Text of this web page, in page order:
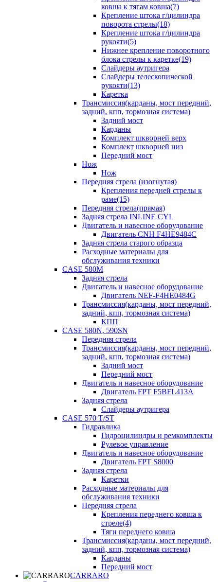
ковша к тягам ковша(7)
Крепление штока г/цилиндра
поворота стрелы(18)
Крепление штока г/цилиндра
рукояти(5)
Нижнее крепление поворотного
блока стрелы к каретке(19)
Слайдеры аутригера
Слайдеры телескопической
рукояти(13)
Каретка
Трансмиссия(карданы, мост передний,
задний, кпп, тормозная система)
Задний мост
Карданы
Комплект шкворней верх
Комплект шкворней низ
Передний мост
Нож
Нож
Передняя стрела (изогнутая)
Крепления передней стрелы к
раме(15)
Передняя стрела(прямая)
Задняя стрела INLINE CYL
Двигатель и навесное оборудование
Двигатель CNH F4HE9484C
Задняя стрела старого образца
Расходные материалы для
обслуживания техники
CASE 580M
Задняя стрела
Двигатель и навесное оборудование
Двигатель NEF-F4HE0484G
Трансмиссия(карданы, мост передний,
задний, кпп, тормозная система)
КПП
CASE 580N, 590SN
Передняя стрела
Трансмиссия(карданы, мост передний,
задний, кпп, тормозная система)
Задний мост
Передний мост
Двигатель и навесное оборудование
Двигатель FPT F5BFL413A
Задняя стрела
Слайдеры аутригера
CASE 570 T/ST
Гидравлика
Гидроцилиндры и ремкомплекты
Рулевое управление
Двигатель и навесное оборудование
Двигатель FPT S8000
Задняя стрела
Каретки
Расходные материалы для
обслуживания техники
Передняя стрела
Крепления переднего ковша к
стреле(4)
Тяги переднего ковша
Трансмиссия(карданы, мост передний,
задний, кпп, тормозная система)
Карданы
Передний мост
CARRARO